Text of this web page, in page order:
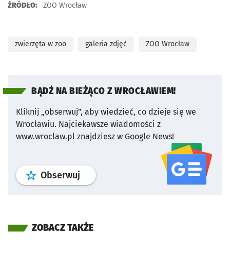
ŹRÓDŁO: ZOO Wrocław
zwierzęta w zoo galeria zdjęć ZOO Wrocław
BĄDŹ NA BIEŻĄCO Z WROCŁAWIEM!
Kliknij „obserwuj”, aby wiedzieć, co dzieje się we
Wrocławiu. Najciekawsze wiadomości z
www.wroclaw.pl znajdziesz w Google News!
Obserwuj profil serwisu
ZOBACZ TAKŻE